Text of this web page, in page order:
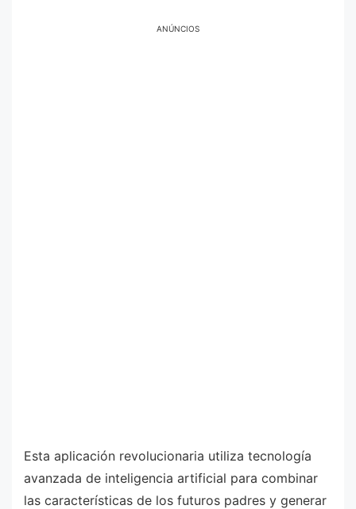
ANÚNCIOS
Esta aplicación revolucionaria utiliza tecnología
avanzada de inteligencia artificial para combinar
las características de los futuros padres y generar